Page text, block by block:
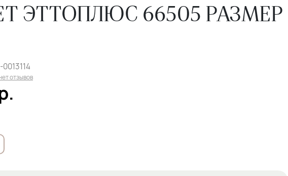
ЭТТОПЛЮС 66505 РАЗМЕР
отзывов